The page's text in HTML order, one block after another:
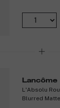
Lancôme
L'Absolu
Blurred